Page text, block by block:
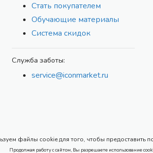
Стать покупателем
Обучающие материалы
Система скидок
Служба заботы:
service@iconmarket.ru
файлы cookie для того, чтобы предоставить
Продолжая работу с сайтом, Вы разрешаете использование